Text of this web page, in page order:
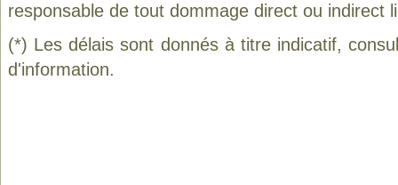
responsable de tout dommage direct ou indirect
(*) Les délais sont donnés à titre indicatif,
d'information.